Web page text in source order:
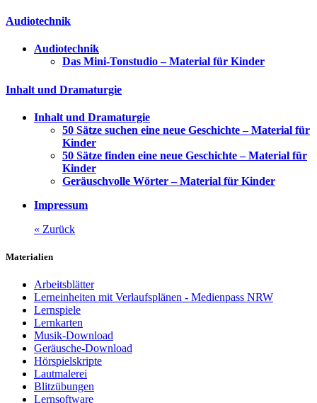
Audiotechnik
Audiotechnik
Das Mini-Tonstudio – Material für Kinder
Inhalt und Dramaturgie
Inhalt und Dramaturgie
50 Sätze suchen eine neue Geschichte – Material für
Kinder
50 Sätze finden eine neue Geschichte – Material für
Kinder
Geräuschvolle Wörter – Material für Kinder
Impressum
« Zurück
Materialien
Arbeitsblätter
Lerneinheiten mit Verlaufsplänen - Medienpass NRW
Lernspiele
Lernkarten
Musik-Download
Geräusche-Download
Hörspielskripte
Lautmalerei
Blitzübungen
Lernsoftware